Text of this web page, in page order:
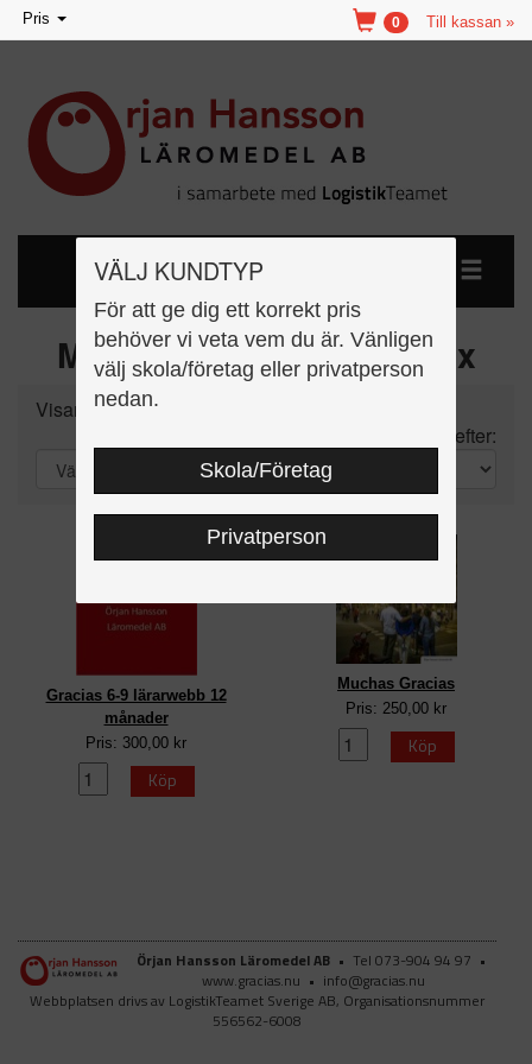
VÄLJ KUNDTYP
För att ge dig ett korrekt pris
behöver vi veta vem du är. Vänligen
välj skola/företag eller privatperson
nedan.
Skola/Företag
Privatperson
Toggle
navigation
Pris Till kassan »
0
Muchas Gracias Gy & Vux
Visar 2 st artiklar
Sortera efter:
Gracias 6-9 lärarwebb 12
månader
Pris: 300,00 kr
Köp
Muchas Gracias
Pris: 250,00 kr
Köp
Örjan Hansson Läromedel AB • Tel 073-904 94 97 •
www.gracias.nu • info@gracias.nu
Webbplatsen drivs av LogistikTeamet Sverige AB, Organisationsnummer
556562-6008